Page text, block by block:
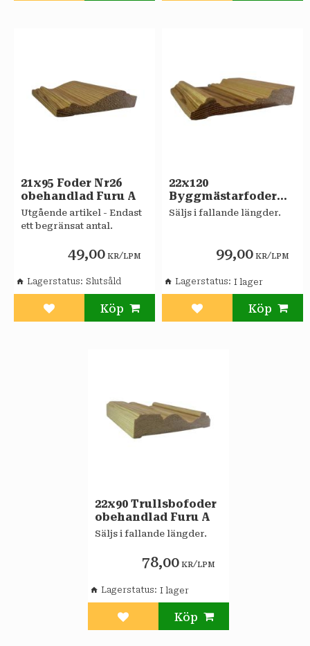
21x95 Foder Nr26
obehandlad Furu A
Utgående artikel - Endast
ett begränsat antal.
49,00 KR/LPM
Lägg till i favoriter
Lagerstatus Slutsåld
22x120
Byggmästarfoder
obehandlad Furu A
Säljs i fallande längder.
99,00 KR/LPM
Lägg till i favoriter
Lagerstatus
22x90 Trullsbofoder
obehandlad Furu A
Säljs i fallande längder.
78,00 KR/LPM
Lägg till i favoriter
Lagerstatus